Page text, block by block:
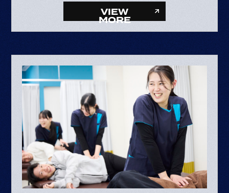
・基本給 193,072～385,264円
・固定残業代 34,281円～68,406円（25時間）
・資格手当 10,000円
整体師▶月給 227,353円〜453,670円
給与内訳
・基本給 193,072～385,264円
・固定残業代 34,281円～68,406円（25時間）
ボーナス・賞与（業績に応じて年2回）
昇給 半年に1回査定
※給与は経験や能力により決定
※試用期間6ヶ月（期間中の条件変更なし）
※固定残業時間を超えた場合は超過分別途支給
VIEW
MORE